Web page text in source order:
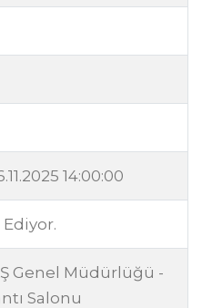
14:00:00
Genel Müdürlüğü -
Salonu